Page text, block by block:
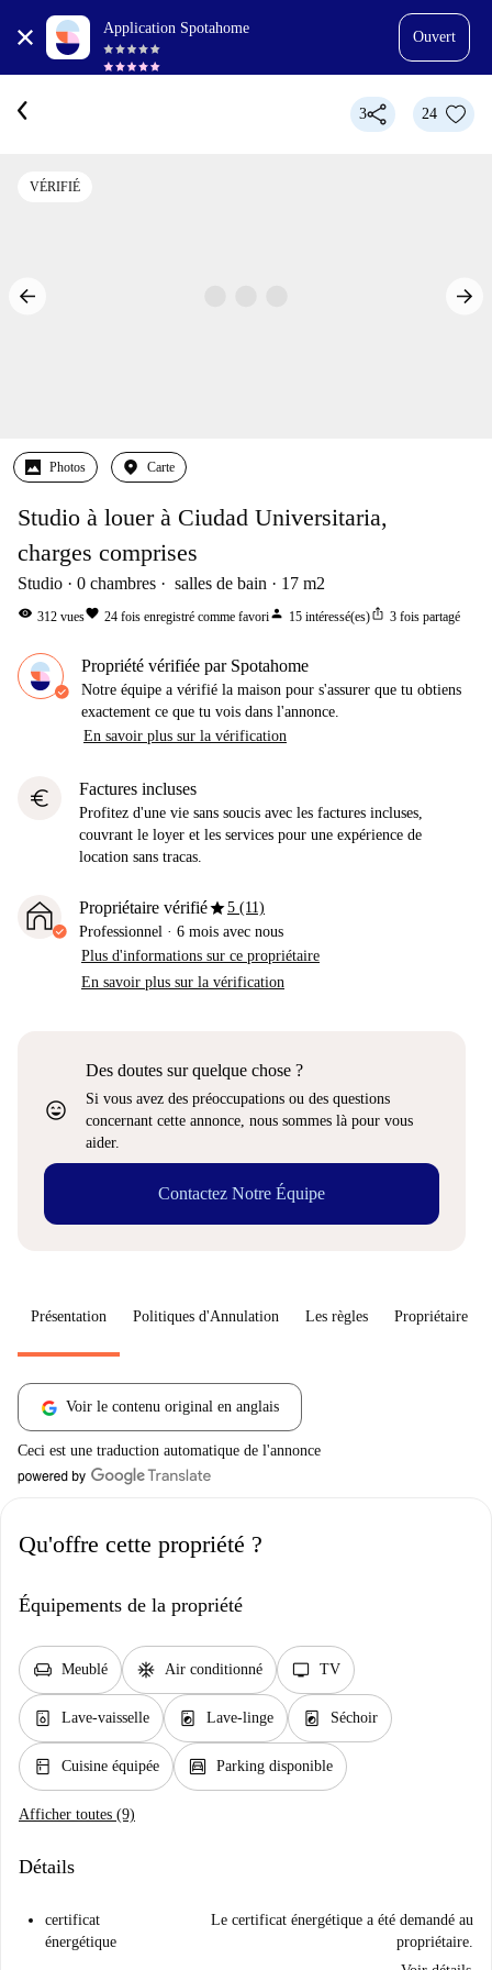
Application Spotahome
Ouvert
3 24
VÉRIFIÉ
Photos Carte
Studio à louer à Ciudad Universitaria,
charges comprises
Studio 0 chambres salles de bain 17 m2
visibility 312 vuesfavorite 24 fois enregistré comme favoriperson 15 intéressé(es)ios_share 3 fois partagé
Propriété vérifiée par Spotahome
Notre équipe a vérifié la maison pour s'assurer que tu obtiens
exactement ce que tu vois dans l'annonce.
En savoir plus sur la vérification
euro Factures incluses
Profitez d'une vie sans soucis avec les factures incluses,
couvrant le loyer et les services pour une expérience de
location sans tracas.
Propriétaire vérifiéstar5 (11)
Professionnel · 6 mois avec nous
Plus d'informations sur ce propriétaire
En savoir plus sur la vérification
sentiment_very_satisfied
Des doutes sur quelque chose ?
Si vous avez des préoccupations ou des questions
concernant cette annonce, nous sommes là pour vous
aider.
Contactez Notre Équipe
Présentation Politiques d'Annulation Les règles Propriétaire
Voir le contenu original en anglais
Ceci est une traduction automatique de l'annonce
Qu'offre cette propriété ?
Équipements de la propriété
chair Meublé ac_unit Air conditionné tv TV
dishwasher_gen Lave-vaisselle local_laundry_service Lave-linge local_laundry_service Séchoir
kitchen Cuisine équipée garage Parking disponible
Afficher toutes (9)
Détails
certificat
énergétique
Le certificat énergétique a été demandé au
propriétaire.